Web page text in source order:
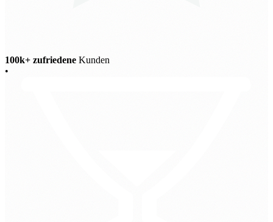
100k+ zufriedene Kunden
•